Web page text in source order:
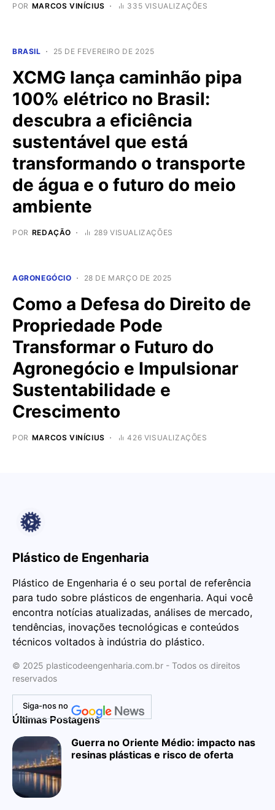
POR MARCOS VINÍCIUS 335 VISUALIZAÇÕES
BRASIL 25 DE FEVEREIRO DE 2025
XCMG lança caminhão pipa
100% elétrico no Brasil:
descubra a eficiência
sustentável que está
transformando o transporte
de água e o futuro do meio
ambiente
POR REDAÇÃO 289 VISUALIZAÇÕES
AGRONEGÓCIO 28 DE MARÇO DE 2025
Como a Defesa do Direito de
Propriedade Pode
Transformar o Futuro do
Agronegócio e Impulsionar
Sustentabilidade e
Crescimento
POR MARCOS VINÍCIUS 426 VISUALIZAÇÕES
Plástico de Engenharia
Plástico de Engenharia é o seu portal de referência
para tudo sobre plásticos de engenharia. Aqui você
encontra notícias atualizadas, análises de mercado,
tendências, inovações tecnológicas e conteúdos
técnicos voltados à indústria do plástico.
© 2025 plasticodeengenharia.com.br - Todos os direitos
reservados
Siga-nos no
Últimas Postagens
Guerra no Oriente Médio: impacto nas
resinas plásticas e risco de oferta